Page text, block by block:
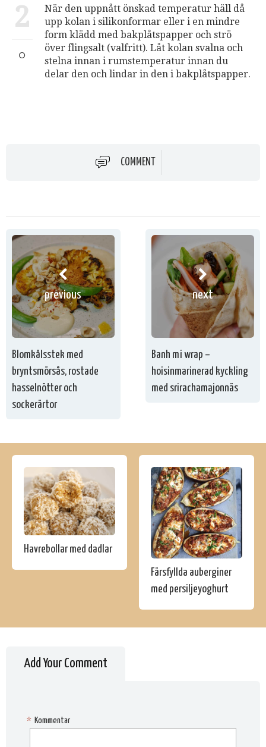
2
När den uppnått önskad temperatur häll då
upp kolan i silikonformar eller i en mindre
form klädd med bakplåtspapper och strö
över flingsalt (valfritt). Låt kolan svalna och
stelna innan i rumstemperatur innan du
delar den och lindar in den i bakplåtspapper.
COMMENT
previous
Blomkålsstek med
bryntsmörsås, rostade
hasselnötter och
sockerärtor
next
Banh mi wrap –
hoisinmarinerad kyckling
med srirachamajonnäs
Havrebollar med dadlar
Färsfyllda auberginer
med persiljeyoghurt
Add Your Comment
Kommentar
*